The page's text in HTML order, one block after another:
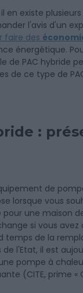
en existe
l'avis d'un
faire des
énergétique.
de PAC hybride
de ce type de
:
de
lorsque vous
une maison
si vous
temps de la
l'Etat, il est
pompe à
(CITE, prime «